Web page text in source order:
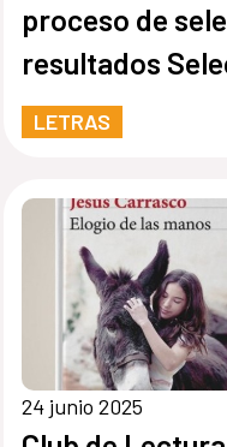
proceso de
resultados
Curso Libro
2025
LETRAS
24 junio 2025